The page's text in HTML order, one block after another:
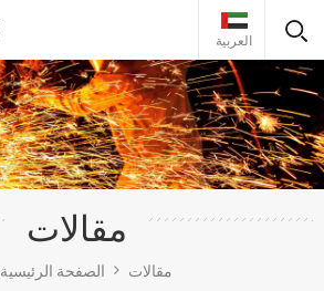
العربية
مقالات
الصفحة الرئيسية مقالات